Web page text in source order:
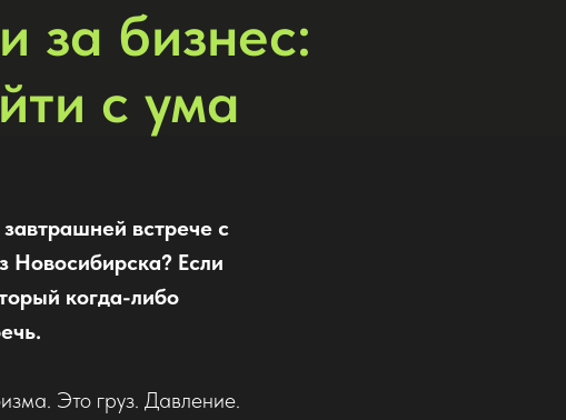
за бизнес:
с ума
встрече с
Новосибирска? Если
когда-либо
Это груз. Давление.